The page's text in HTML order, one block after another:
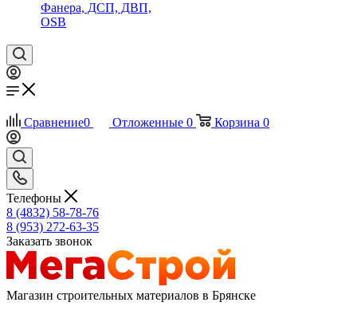
Фанера, ДСП, ДВП,
OSB
Сравнение0 Отложенные 0 Корзина 0
Телефоны
8 (4832) 58-78-76
8 (953) 272-63-35
Заказать звонок
Магазин строительных материалов в Брянске